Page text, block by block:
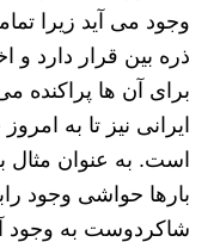
وجود می آید زیرا
ذره بین قرار دارد و
برای آن ها پراکنده
ایرانی نیز تا به
است. به عنوان مثال
بارها حواشی وجود
شاکردوست به وجود